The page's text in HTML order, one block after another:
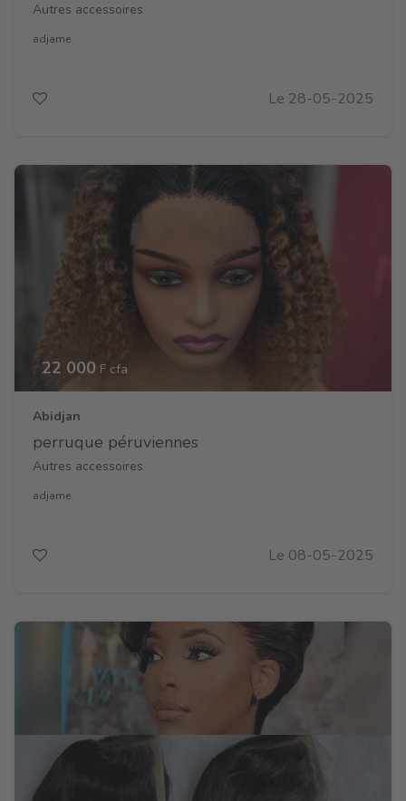
Autres accessoires
adjame
Le 28-05-2025
22 000 F cfa
Abidjan
perruque péruviennes
Autres accessoires
adjame
Le 08-05-2025